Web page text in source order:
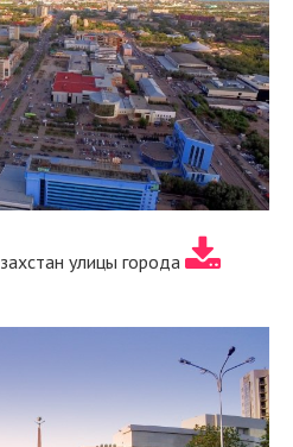
улицы города